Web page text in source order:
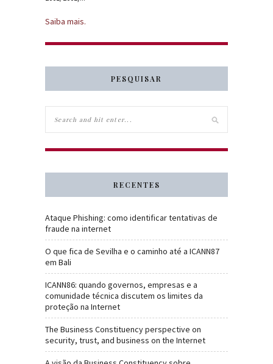
Saiba mais.
PESQUISAR
RECENTES
Ataque Phishing: como identificar tentativas de
fraude na internet
O que fica de Sevilha e o caminho até a ICANN87
em Bali
ICANN86: quando governos, empresas e a
comunidade técnica discutem os limites da
proteção na Internet
The Business Constituency perspective on
security, trust, and business on the Internet